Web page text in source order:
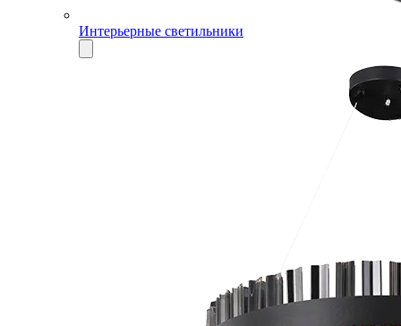
Интерьерные светильники